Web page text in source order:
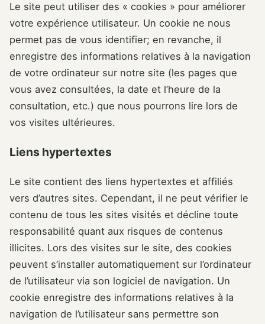
Le site peut utiliser des « cookies » pour améliorer
votre expérience utilisateur. Un cookie ne nous
permet pas de vous identifier; en revanche, il
enregistre des informations relatives à la navigation
de votre ordinateur sur notre site (les pages que
vous avez consultées, la date et l’heure de la
consultation, etc.) que nous pourrons lire lors de
vos visites ultérieures.
Liens hypertextes
Le site contient des liens hypertextes et affiliés
vers d’autres sites. Cependant, il ne peut vérifier le
contenu de tous les sites visités et décline toute
responsabilité quant aux risques de contenus
illicites. Lors des visites sur le site, des cookies
peuvent s’installer automatiquement sur l’ordinateur
de l’utilisateur via son logiciel de navigation. Un
cookie enregistre des informations relatives à la
navigation de l’utilisateur sans permettre son